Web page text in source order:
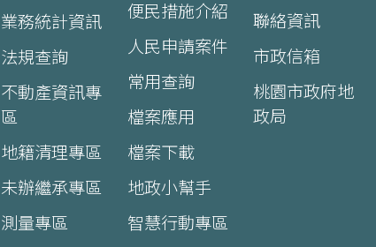
業務統計資訊
法規查詢
不動產資訊專
區
地籍清理專區
未辦繼承專區
測量專區
便民措施介紹
人民申請案件
常用查詢
檔案應用
檔案下載
地政小幫手
智慧行動專區
聯絡資訊
市政信箱
桃園市政府地
政局